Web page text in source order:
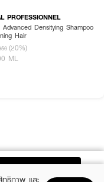
PROFESSIONNEL
Advanced Densitying Shampoo
Hair
(20%)
ML
ทธิภาพ และ